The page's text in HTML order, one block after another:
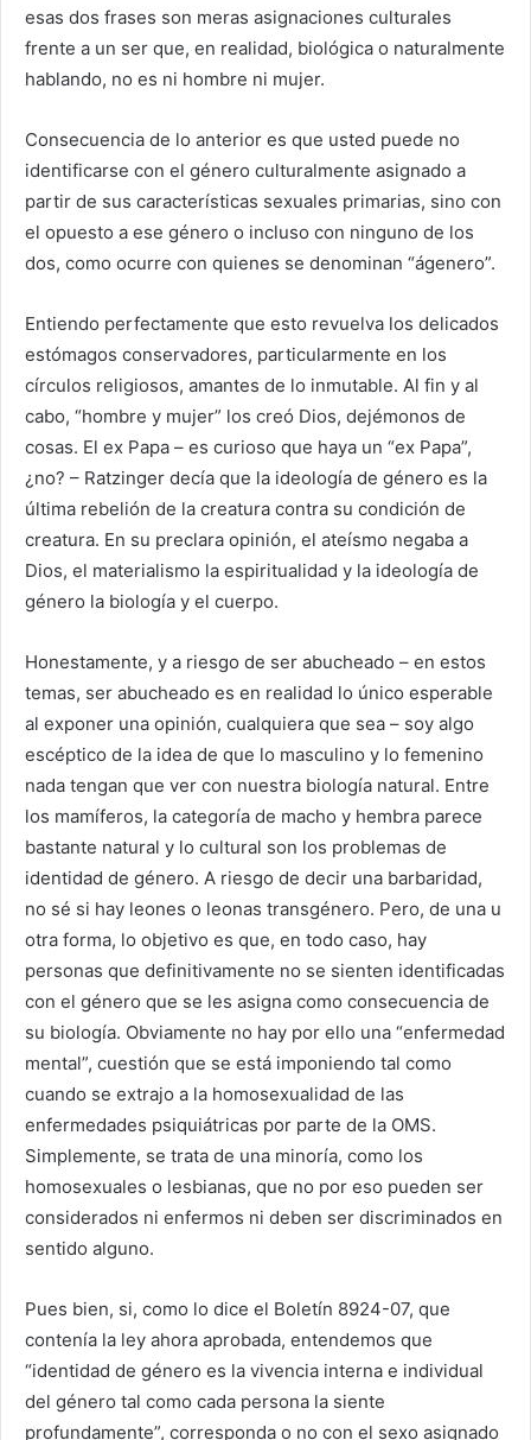
esas dos frases son meras asignaciones culturales
frente a un ser que, en realidad, biológica o naturalmente
hablando, no es ni hombre ni mujer.
Consecuencia de lo anterior es que usted puede no
identificarse con el género culturalmente asignado a
partir de sus características sexuales primarias, sino con
el opuesto a ese género o incluso con ninguno de los
dos, como ocurre con quienes se denominan “ágenero”.
Entiendo perfectamente que esto revuelva los delicados
estómagos conservadores, particularmente en los
círculos religiosos, amantes de lo inmutable. Al fin y al
cabo, “hombre y mujer” los creó Dios, dejémonos de
cosas. El ex Papa – es curioso que haya un “ex Papa”,
¿no? – Ratzinger decía que la ideología de género es la
última rebelión de la creatura contra su condición de
creatura. En su preclara opinión, el ateísmo negaba a
Dios, el materialismo la espiritualidad y la ideología de
género la biología y el cuerpo.
Honestamente, y a riesgo de ser abucheado – en estos
temas, ser abucheado es en realidad lo único esperable
al exponer una opinión, cualquiera que sea – soy algo
escéptico de la idea de que lo masculino y lo femenino
nada tengan que ver con nuestra biología natural. Entre
los mamíferos, la categoría de macho y hembra parece
bastante natural y lo cultural son los problemas de
identidad de género. A riesgo de decir una barbaridad,
no sé si hay leones o leonas transgénero. Pero, de una u
otra forma, lo objetivo es que, en todo caso, hay
personas que definitivamente no se sienten identificadas
con el género que se les asigna como consecuencia de
su biología. Obviamente no hay por ello una “enfermedad
mental”, cuestión que se está imponiendo tal como
cuando se extrajo a la homosexualidad de las
enfermedades psiquiátricas por parte de la OMS.
Simplemente, se trata de una minoría, como los
homosexuales o lesbianas, que no por eso pueden ser
considerados ni enfermos ni deben ser discriminados en
sentido alguno.
Pues bien, si, como lo dice el Boletín 8924-07, que
contenía la ley ahora aprobada, entendemos que
“identidad de género es la vivencia interna e individual
del género tal como cada persona la siente
profundamente”, corresponda o no con el sexo asignado